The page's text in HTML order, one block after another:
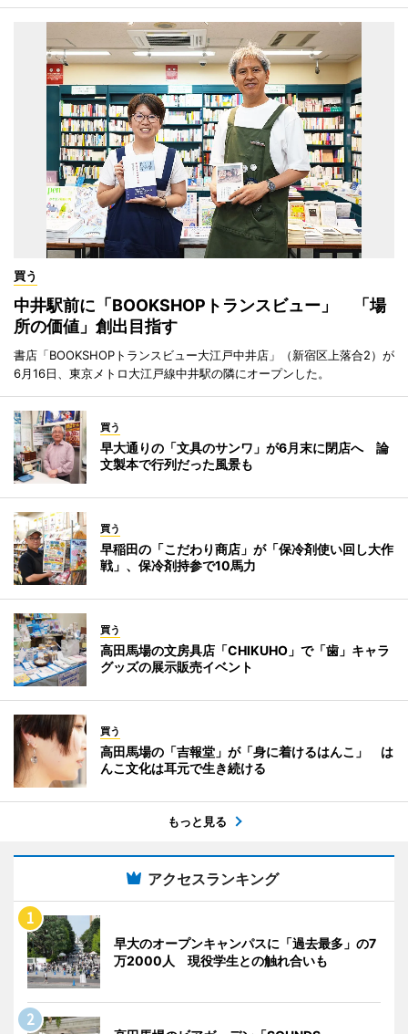
買う
中井駅前に「BOOKSHOPトランスビュー」 「場
所の価値」創出目指す
書店「BOOKSHOPトランスビュー大江戸中井店」（新宿区上落合2）が
6月16日、東京メトロ大江戸線中井駅の隣にオープンした。
買う
早大通りの「文具のサンワ」が6月末に閉店へ 論
文製本で行列だった風景も
買う
早稲田の「こだわり商店」が「保冷剤使い回し大作
戦」、保冷剤持参で10馬力
買う
高田馬場の文房具店「CHIKUHO」で「歯」キャラ
グッズの展示販売イベント
買う
高田馬場の「吉報堂」が「身に着けるはんこ」 は
んこ文化は耳元で生き続ける
もっと見る
アクセスランキング
早大のオープンキャンパスに「過去最多」の7
万2000人 現役学生との触れ合いも